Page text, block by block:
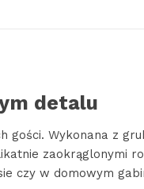
detalu
Wykonana z
zaokrąglonymi
czy w domowym